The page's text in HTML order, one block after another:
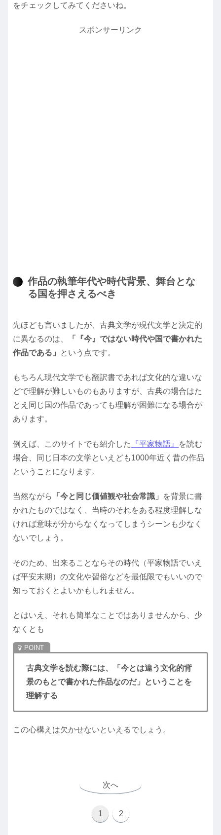
をチェックしてみてくださいね。
スポンサーリンク
作品の執筆年代や時代背景、舞台とな
る国を押さえるべき
先ほども言いましたが、古典文学が現代文学と決定的
に異なるのは、
「『今』ではない時代や国で書かれた
作品である」
という点です。
もちろん現代文学でも翻訳書であれば文化的な違いな
どで理解が難しいものもありますが、古典の場合はた
とえ同じ国の作品であっても理解が困難になる場合が
あります。
例えば、このサイトでも紹介した 『平家物語』
を読む
場合、同じ日本の文学といえども1000年近く昔の作品
ということになります。
当然ながら 「今と同じ価値観や社会常識」
を背景に書
かれたものではなく、当時のそれをある程度理解しな
ければ意味が分からなくなってしまうシーンも少なく
ないでしょう。
そのため、出来ることならその時代（平家物語でいえ
ば平安末期）の文化や習俗などを最低限でもいいので
知っておくとよいかもしれません。
とはいえ、それも簡単なことではありませんから、少
なくとも
古典文学を読む際には、「今とは違う文化的背
景のもとで書かれた作品なのだ」ということを
理解する
この心構えは欠かせないといえるでしょう。
次へ
1 2